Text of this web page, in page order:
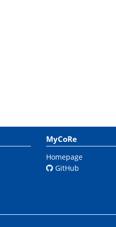
MyCoRe
Homepage
GitHub